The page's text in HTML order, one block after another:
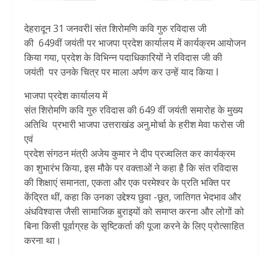
देहरादून 31 जनवरीl संत शिरोमणि कवि गुरु रविदास जी
की 649वीं जयंती पर भाजपा प्रदेश कार्यालय में कार्यक्रम आयोजन
किया गया, प्रदेश के विभिन्न पदाधिकारियों ने रविदास जी की
जयंती पर उनके चित्र पर माला अर्पण कर उन्हें याद किया l
भाजपा प्रदेश कार्यालय में
संत शिरोमणि कवि गुरु रविदास की 649 वीं जयंती समारोह के मुख्य
अतिथि प्रभारी भाजपा उत्तराखंड अनु.मोर्चा के हरीश मेवा फरोस जी
एवं
प्रदेश संगठन मंत्री अजेय कुमार ने दीप प्रज्वलित कर कार्यक्रम
का शुभारंभ किया, इस मौके पर वक्ताओं ने कहा है कि संत रविदास
की शिक्षाएं समानता, एकता और एक परमेश्वर के प्रति भक्ति पर
केंद्रित थीं, कहा कि उनका उद्देश्य छुवा -छूत, जातिगत भेदभाव और
अंधविश्वास जैसी सामाजिक बुराइयों को समाप्त करना और लोगों को
बिना किसी पूर्वाग्रह के सृष्टिकर्ता की पूजा करने के लिए प्रोत्साहित
करना था।